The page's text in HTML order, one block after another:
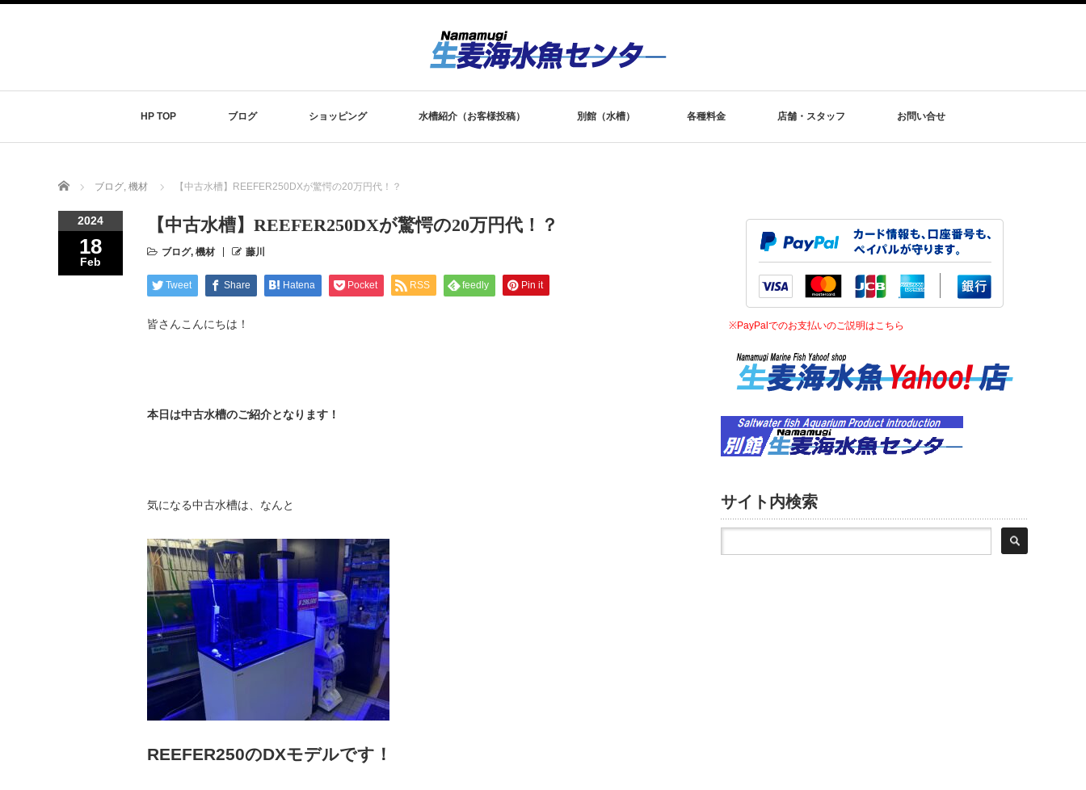
HP TOP ブログ ショッピング 水槽紹介（お客様投稿） 別館（水槽） 各種料金 店舗・スタッフ お問い合せ
Home ブログ, 機材 【中古水槽】REEFER250DXが驚愕の20万円代！？
2024
18
Feb
【中古水槽】REEFER250DXが驚愕の20万円代！？
ブログ, 機材 藤川
Tweet Share Hatena Pocket RSS feedly Pin it
皆さんこんにちは！
本日は中古水槽のご紹介となります！
気になる中古水槽は、なんと
REEFER250のDXモデルです！
※PayPalでのお支払いのご説明はこちら
サイト内検索